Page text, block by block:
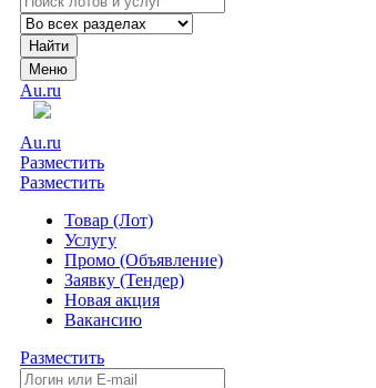
Найти
Меню
Au.ru
Au.ru
Разместить
Разместить
Товар (Лот)
Услугу
Промо (Объявление)
Заявку (Тендер)
Новая акция
Вакансию
Разместить